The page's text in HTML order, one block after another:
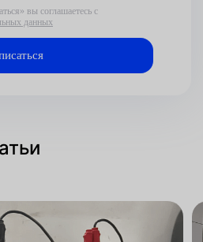
вы соглашаетесь с
данных